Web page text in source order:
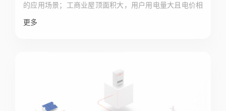
的应用场景；工商业屋顶面积大，用户用电量大且电价相
对较高，投资回报更加可观，同时企业能够使用绿色电
更多